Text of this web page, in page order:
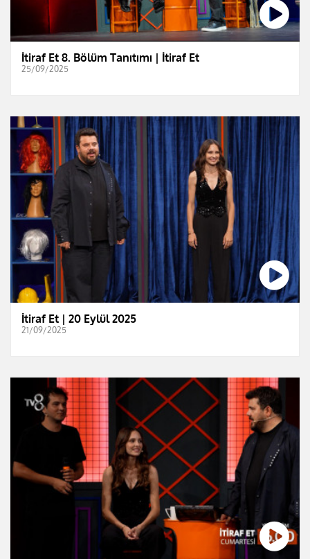
İtiraf Et 8. Bölüm Tanıtımı | İtiraf Et
25/09/2025
İtiraf Et | 20 Eylül 2025
21/09/2025